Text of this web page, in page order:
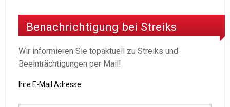
Benachrichtigung bei Streiks
Wir informieren Sie topaktuell zu Streiks und
Beeinträchtigungen per Mail!
Ihre E-Mail Adresse: